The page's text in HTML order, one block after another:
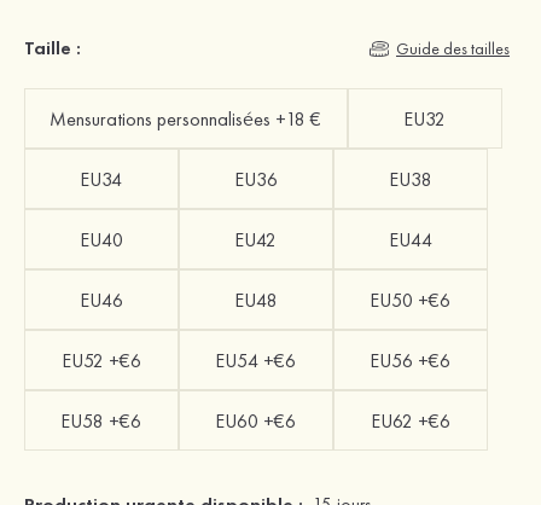
Taille : Guide des tailles
Mensurations personnalisées +18 € EU32
EU34 EU36 EU38
EU40 EU42 EU44
EU46 EU48 EU50 +€6
EU52 +€6 EU54 +€6 EU56 +€6
EU58 +€6 EU60 +€6 EU62 +€6